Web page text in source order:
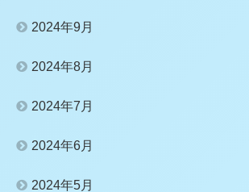
2024年9月
2024年8月
2024年7月
2024年6月
2024年5月